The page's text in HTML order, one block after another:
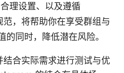
理设置、以及遵循
，将帮助你在享受群组与
的同时，降低潜在风险。
合实际需求进行测试与优